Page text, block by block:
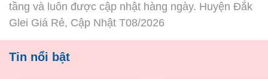
tầng và luôn được cập nhật hàng ngày. Huyện Đắk
Glei Giá Rẻ, Cập Nhật T08/2026
Tin nổi bật